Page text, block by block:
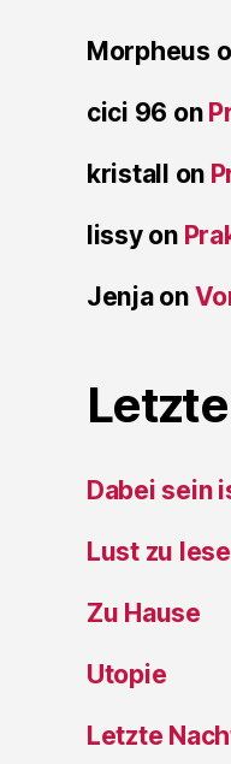
Morpheus
cici 96 on
kristall on
lissyon
Jenjaon
Dabei sein
Lust zu
Zu Hause
Utopie
Letzte